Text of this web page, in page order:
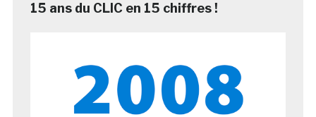
15 ans du CLIC en 15 chiffres !